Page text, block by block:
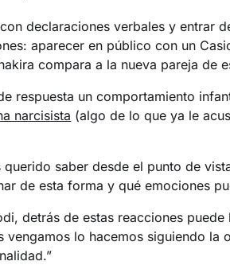
declaraciones verbales y entrar
aparecer en público con un
compara a la nueva pareja de
respuesta un comportamiento
narcisista (algo de lo que ya le
saber desde el punto de
de esta forma y qué emociones
detrás de estas reacciones puede
vengamos lo hacemos siguiendo la